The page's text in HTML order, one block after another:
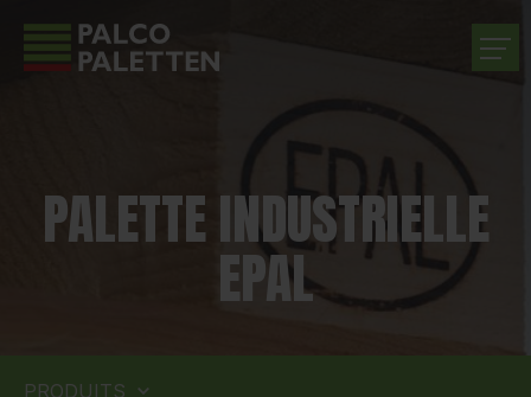
PRODUITS
SERVICES
PRODUITS
PALETTE INDUSTRIELLE
EPAL